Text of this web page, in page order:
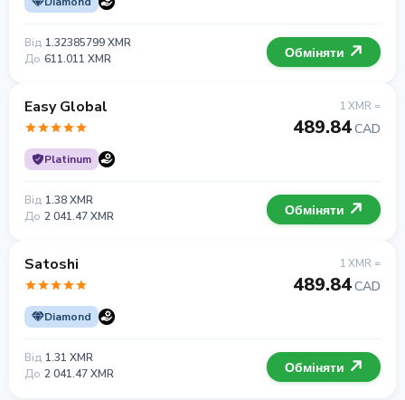
Від 1.32385799 XMR
До 611.011 XMR Обміняти
Easy Global
Platinum
1 XMR =
489.84CAD
Від 1.38 XMR
До 2 041.47 XMR Обміняти
Satoshi
Diamond
1 XMR =
489.84CAD
Від 1.31 XMR
До 2 041.47 XMR Обміняти